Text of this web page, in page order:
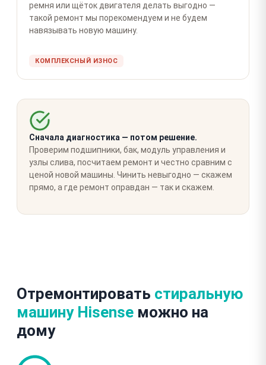
ремня или щёток двигателя делать выгодно —
такой ремонт мы порекомендуем и не будем
навязывать новую машину.
КОМПЛЕКСНЫЙ ИЗНОС
Сначала диагностика — потом решение.
Проверим подшипники, бак, модуль управления и
узлы слива, посчитаем ремонт и честно сравним с
ценой новой машины. Чинить невыгодно — скажем
прямо, а где ремонт оправдан — так и скажем.
Отремонтировать стиральную
машину Hisense можно на
дому